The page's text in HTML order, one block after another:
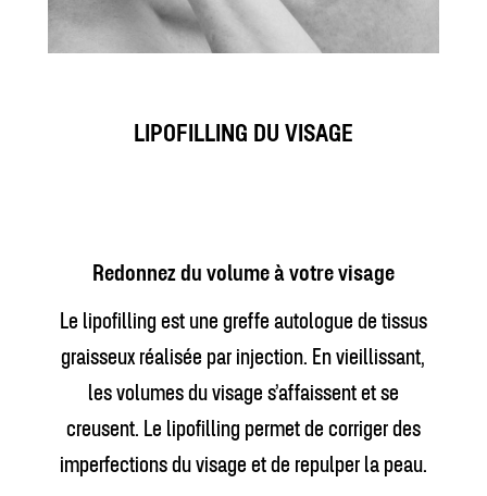
LIPOFILLING DU VISAGE
Redonnez du volume à votre visage
Le lipofilling est une greffe autologue de tissus
graisseux réalisée par injection. En vieillissant,
les volumes du visage s’affaissent et se
creusent. Le lipofilling permet de corriger des
imperfections du visage et de repulper la peau.